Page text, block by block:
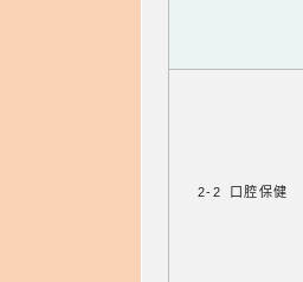
2-2 口腔保健